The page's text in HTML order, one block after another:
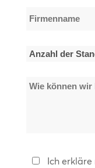
Firmenname
Anzahl
Standorte
Wie
Ich